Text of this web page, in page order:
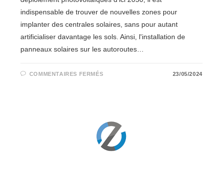
indispensable de trouver de nouvelles zones pour
implanter des centrales solaires, sans pour autant
artificialiser davantage les sols. Ainsi, l'installation de
panneaux solaires sur les autoroutes…
COMMENTAIRES FERMÉSSUR
:
UNE
SOLUTION
?
23/05/2024